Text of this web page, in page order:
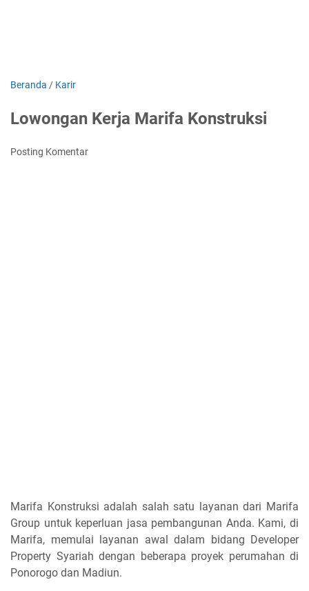
Beranda / Karir
Lowongan Kerja Marifa Konstruksi
Posting Komentar
Marifa Konstruksi adalah salah satu layanan dari Marifa
Group untuk keperluan jasa pembangunan Anda. Kami, di
Marifa, memulai layanan awal dalam bidang Developer
Property Syariah dengan beberapa proyek perumahan di
Ponorogo dan Madiun.